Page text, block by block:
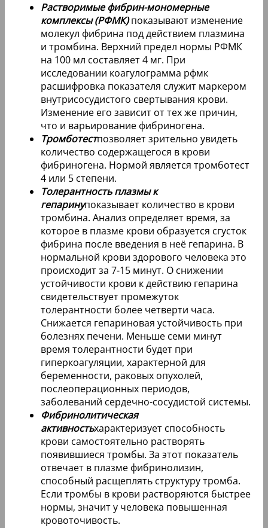
Растворимые фибрин-мономерные
комплексы (РФМК)показывают изменение
молекул фибрина под действием плазмина
и тромбина. Верхний предел нормы РФМК
на 100 мл составляет 4 мг. При
исследовании коагулограмма рфмк
расшифровка показателя служит маркером
внутрисосудистого свертывания крови.
Изменение его зависит от тех же причин,
что и варьирование фибриногена.
Тромботестпозволяет зрительно увидеть
количество содержащегося в крови
фибриногена. Нормой является тромботест
4 или 5 степени.
Толерантность плазмы к
гепаринупоказывает количество в крови
тромбина. Анализ определяет время, за
которое в плазме крови образуется сгусток
фибрина после введения в неё гепарина. В
нормальной крови здорового человека это
происходит за 7-15 минут. О снижении
устойчивости крови к действию гепарина
свидетельствует промежуток
толерантности более четверти часа.
Снижается гепариновая устойчивость при
болезнях печени. Меньше семи минут
время толерантности будет при
гиперкоагуляции, характерной для
беременности, раковых опухолей,
послеоперационных периодов,
заболеваний сердечно-сосудистой системы.
Фибринолитическая
активностьхарактеризует способность
крови самостоятельно растворять
появившиеся тромбы. За этот показатель
отвечает в плазме фибринолизин,
способный расщеплять структуру тромба.
Если тромбы в крови растворяются быстрее
нормы, значит у человека повышенная
кровоточивость.